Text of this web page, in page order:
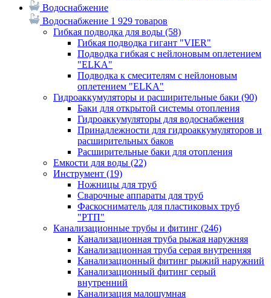
Водоснабжение
Водоснабжение 1 929 товаров
Гибкая подводка для воды (58)
Гибкая подводка гигант "VIER"
Подводка гибкая с нейлоновым оплетением
"ELKA"
Подводка к смесителям с нейлоновым
оплетением "ELKA"
Гидроаккумуляторы и расширительные баки (90)
Баки для открытой системы отопления
Гидроаккумуляторы для водоснабжения
Принадлежности для гидроаккумуляторов и
расширительных баков
Расширительные баки для отопления
Емкости для воды (22)
Инструмент (19)
Ножницы для труб
Сварочные аппараты для труб
Фаскосниматель для пластиковых труб
"РТП"
Канализационные трубы и фитинг (246)
Канализационная труба рыжая наружняя
Канализационная труба серая внутренняя
Канализационный фитинг рыжий наружний
Канализационный фитинг серый
внутренний
Канализация малошумная